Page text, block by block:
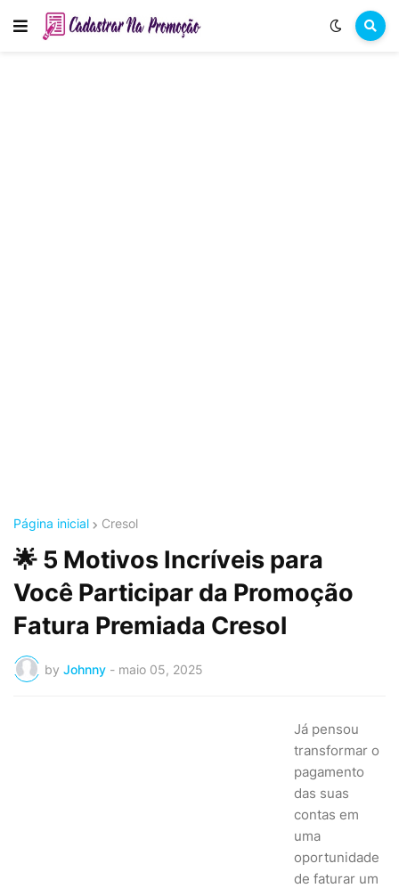
Página inicial Cresol
🌟 5 Motivos Incríveis para
Você Participar da Promoção
Fatura Premiada Cresol
by Johnny - maio 05, 2025
Já pensou
transformar o
pagamento
das suas
contas em
uma
oportunidade
de faturar um